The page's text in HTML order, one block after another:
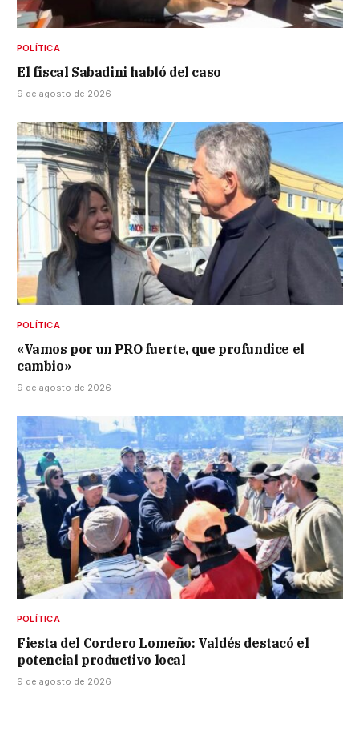
POLÍTICA
El fiscal Sabadini habló del caso
9 de agosto de 2026
POLÍTICA
«Vamos por un PRO fuerte, que profundice el
cambio»
9 de agosto de 2026
POLÍTICA
Fiesta del Cordero Lomeño: Valdés destacó el
potencial productivo local
9 de agosto de 2026